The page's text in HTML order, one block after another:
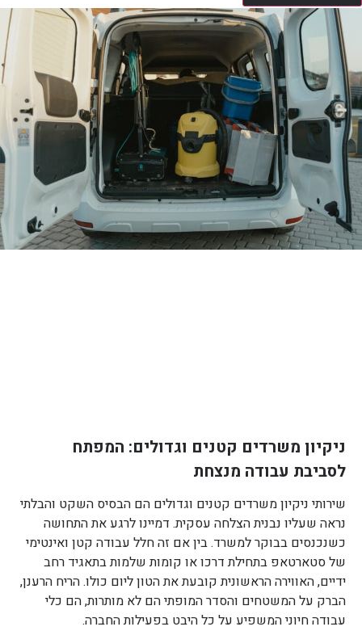
ניקיון משרדים קטנים וגדולים: המפתח
לסביבת עבודה מנצחת
שירותי ניקיון משרדים קטנים וגדולים הם הבסיס השקט והבלתי
נראה שעליו נבנית הצלחה עסקית. דמיינו לרגע את התחושה
כשנכנסים בבוקר למשרד. בין אם זה חלל עבודה קטן ואינטימי
של סטארטאפ בתחילת דרכו או קומות שלמות בתאגיד רחב
ידיים, האווירה הראשונית קובעת את הטון ליום כולו. הריח הרענן,
הברק על המשטחים והסדר המופתי הם לא מותרות, הם כלי
עבודה חיוני המשפיע על כל היבט בפעילות החברה.